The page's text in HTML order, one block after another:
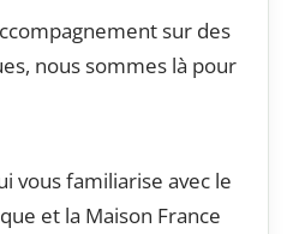
sur des
nous sommes là pour
vous familiarise avec le
et la Maison France